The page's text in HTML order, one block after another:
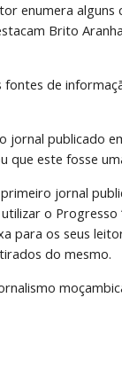
enumera
Brito
de
jornal publicado
este fosse
jornal
o
para os seus
do mesmo.